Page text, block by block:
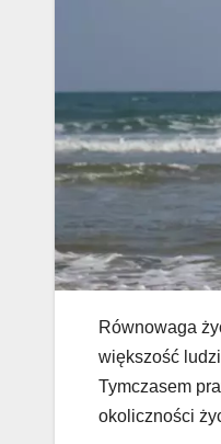
Równowaga
większość
Tymczasem
okoliczności